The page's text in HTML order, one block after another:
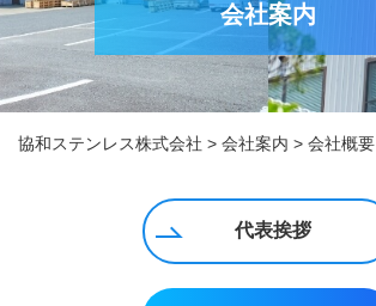
会社案内
協和ステンレス株式会社 > 会社案内 > 会社概要
代表挨拶